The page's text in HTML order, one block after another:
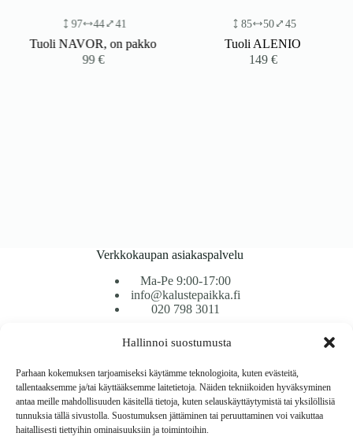
Hallinnoi suostumusta
Parhaan kokemuksen tarjoamiseksi käytämme teknologioita, kuten evästeitä,
tallentaaksemme ja/tai käyttääksemme laitetietoja. Näiden tekniikoiden hyväksyminen
antaa meille mahdollisuuden käsitellä tietoja, kuten selauskäyttäytymistä tai yksilöllisiä
tunnuksia tällä sivustolla. Suostumuksen jättäminen tai peruuttaminen voi vaikuttaa
haitallisesti tiettyihin ominaisuuksiin ja toimintoihin.
97 44 41
Tuoli NAVOR, on pakko
99€
85 50 45
Tuoli ALENIO
149€
Verkkokaupan asiakaspalvelu
Ma-Pe 9:00-17:00
info@kalustepaikka.fi
020 798 3011
Tavarantoimitus / Maksutavat
Toimitustavat
Maksutavat
Vaihto ja palautus
Reklamaatiot